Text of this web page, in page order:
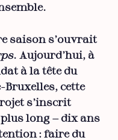
saison s’ouvrait
. Aujourd’hui, à
à la tête du
cette
s’inscrit
long — dix ans
: faire du